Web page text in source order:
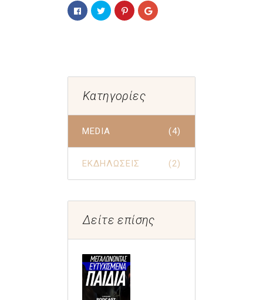
Κατηγορίες
MEDIA (4)
ΕΚΔΗΛΩΣΕΙΣ (2)
Δείτε επίσης